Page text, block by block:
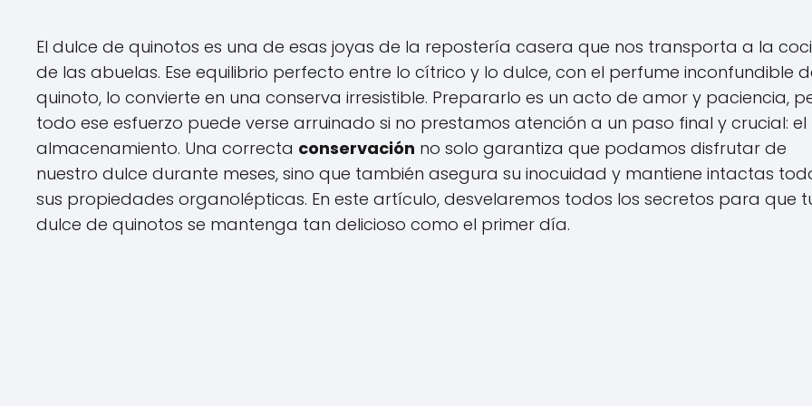
El dulce de quinotos es una de esas joyas de la repostería casera que nos transporta a la
de las abuelas. Ese equilibrio perfecto entre lo cítrico y lo dulce, con el perfume inconfundible
quinoto, lo convierte en una conserva irresistible. Prepararlo es un acto de amor y paciencia,
todo ese esfuerzo puede verse arruinado si no prestamos atención a un paso final y crucial: el
almacenamiento. Una correcta conservación no solo garantiza que podamos disfrutar de
nuestro dulce durante meses, sino que también asegura su inocuidad y mantiene intactas
sus propiedades organolépticas. En este artículo, desvelaremos todos los secretos para que
dulce de quinotos se mantenga tan delicioso como el primer día.